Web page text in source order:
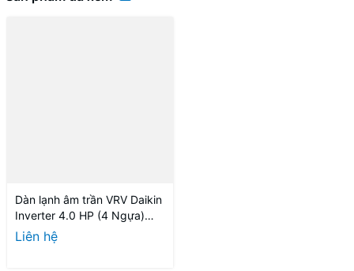
Dàn lạnh âm trần VRV Daikin
Inverter 4.0 HP (4 Ngựa)
FXFSQ100AVM
Liên hệ